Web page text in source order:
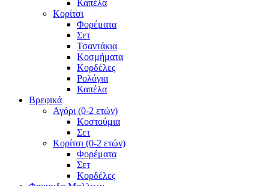
Καπέλα
Κορίτσι
Φορέματα
Σετ
Τσαντάκια
Κοσμήματα
Κορδέλες
Ρολόγια
Καπέλα
Βρεφικά
Αγόρι (0-2 ετών)
Κοστούμια
Σετ
Κορίτσι (0-2 ετών)
Φορέματα
Σετ
Κορδέλες